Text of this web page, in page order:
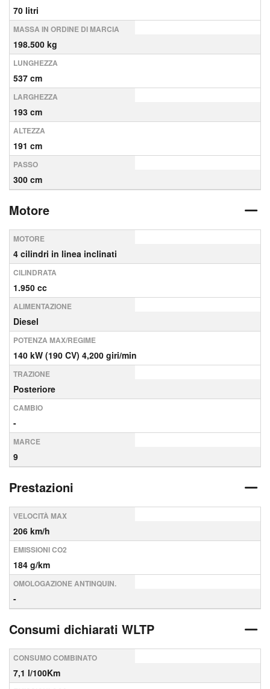
70 litri
MASSA IN ORDINE DI MARCIA
198.500 kg
LUNGHEZZA
537 cm
LARGHEZZA
193 cm
ALTEZZA
191 cm
PASSO
300 cm
Motore
MOTORE
4 cilindri in linea inclinati
CILINDRATA
1.950 cc
ALIMENTAZIONE
Diesel
POTENZA MAX/REGIME
140 kW (190 CV) 4,200 giri/min
TRAZIONE
Posteriore
CAMBIO
-
MARCE
9
Prestazioni
VELOCITÀ MAX
206 km/h
EMISSIONI CO2
184 g/km
OMOLOGAZIONE ANTINQUIN.
-
Consumi dichiarati WLTP
CONSUMO COMBINATO
7,1 l/100Km